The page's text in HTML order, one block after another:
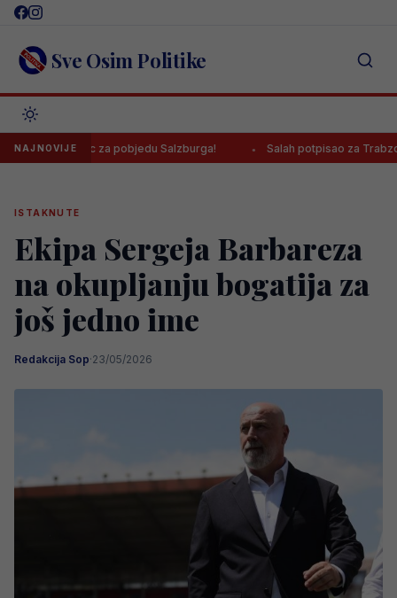
Skip
content Sve Osim Politike
NAJNOVIJEza pobjedu Salzburga! Salah potpisao za Trabzonspor,
ISTAKNUTE
Ekipa Sergeja Barbareza
na okupljanju bogatija za
još jedno ime
Redakcija Sop·23/05/2026